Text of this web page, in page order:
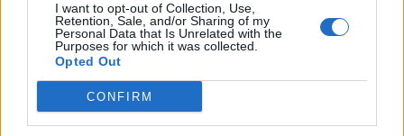
I want to opt-out of Collection, Use,
Retention, Sale, and/or Sharing of my
Personal Data that Is Unrelated with the
Purposes for which it was collected.
Opted Out
CONFIRM
30.06.26
Επιλέχθηκε ανάμεσα σε χιλιάδες συμμετοχές ως μία από τις
μόλις πέντε startups παγκοσμίως που παρουσίασαν τη λύση
τους στην Κεντρική Σκηνή του We Make Future 2026, μίας